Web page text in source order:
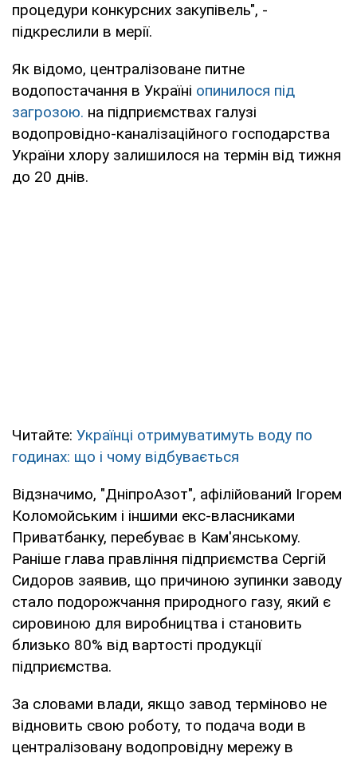
процедури конкурсних закупівель", -
підкреслили в мерії.
Як відомо, централізоване питне
водопостачання в Україні опинилося під
загрозою. на підприємствах галузі
водопровідно-каналізаційного господарства
України хлору залишилося на термін від тижня
до 20 днів.
Читайте: Українці отримуватимуть воду по
годинах: що і чому відбувається
Відзначимо, "ДніпроАзот", афілійований Ігорем
Коломойським і іншими екс-власниками
Приватбанку, перебуває в Кам'янському.
Раніше глава правління підприємства Сергій
Сидоров заявив, що причиною зупинки заводу
стало подорожчання природного газу, який є
сировиною для виробництва і становить
близько 80% від вартості продукції
підприємства.
За словами влади, якщо завод терміново не
відновить свою роботу, то подача води в
централізовану водопровідну мережу в